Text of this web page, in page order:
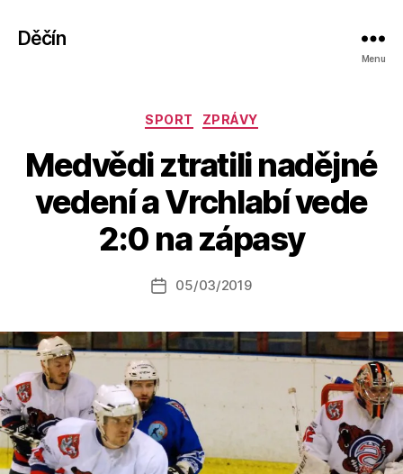
Děčín
Menu
Rubriky
SPORT ZPRÁVY
Medvědi ztratili nadějné
vedení a Vrchlabí vede
2:0 na zápasy
Autor
příspěvku
A
u
o
a
s
o
Datum
05/03/2019